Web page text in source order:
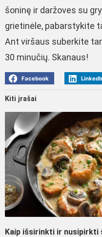
šoninę ir daržoves su
grietinėle, pabarstykite
Ant viršaus suberkite
30 minučių. Skanaus!
Facebook
Kiti įrašai
Kaip išsirinkti ir nusipirkti